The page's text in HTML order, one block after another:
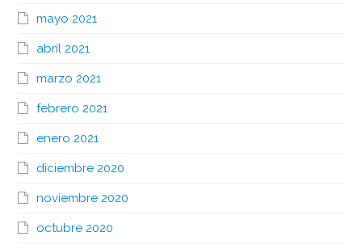
mayo 2021
abril 2021
marzo 2021
febrero 2021
enero 2021
diciembre 2020
noviembre 2020
octubre 2020